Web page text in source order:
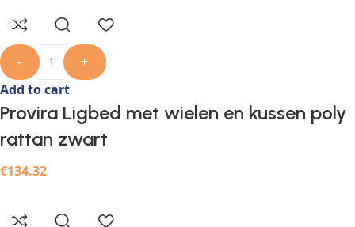
-
+
Add to cart
Provira Ligbed met wielen en kussen poly
rattan zwart
€134.32